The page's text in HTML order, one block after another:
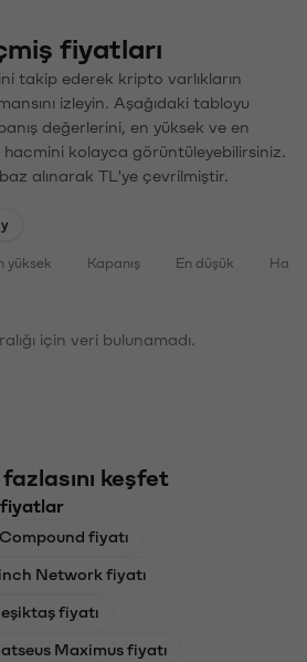
fiyatları
takip ederek kripto varlıkların
izleyin. Aşağıdaki tabloyu
değerlerini, en yüksek ve en
hacmini kolayca görüntüleyebilirsiniz.
alınarak TL'ye çevrilmiştir.
yüksek Kapanış En düşük
için veri bulunamadı.
keşfet
fiyatlar
fiyatı
Network fiyatı
fiyatı
Maximus fiyatı